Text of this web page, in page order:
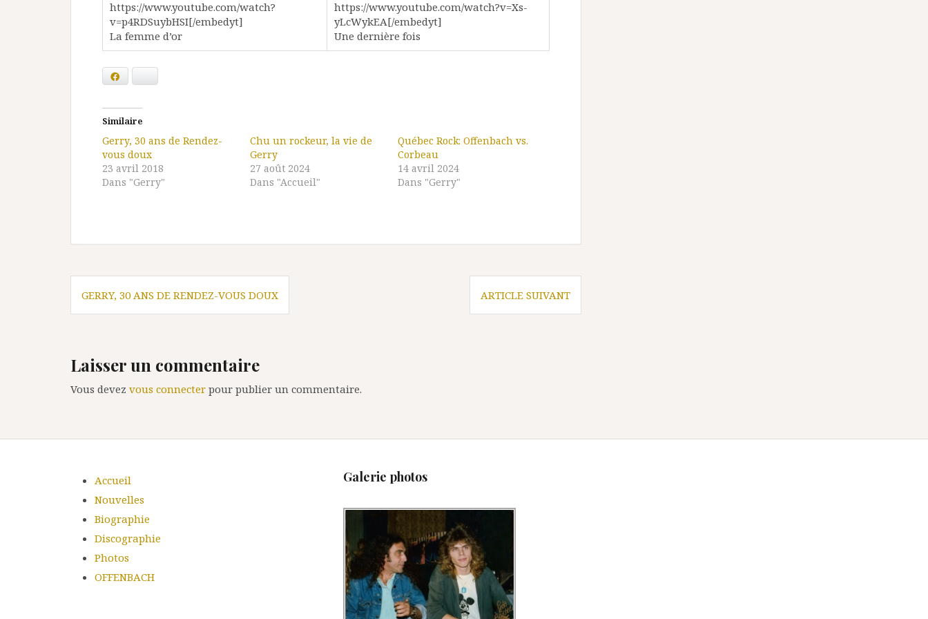
https://www.youtube.com/watch?
v=p4RDSuybHSI[/embedyt]
La femme d’or
https://www.youtube.com/watch?v=Xs-
yLcWykEA[/embedyt]
Une dernière fois
Similaire
Gerry, 30 ans de Rendez-
vous doux
23 avril 2018
Dans "Gerry"
Chu un rockeur, la vie de
Gerry
27 août 2024
Dans "Accueil"
Québec Rock: Offenbach vs.
Corbeau
14 avril 2024
Dans "Gerry"
Navigation
deGERRY, 30 ANS DE RENDEZ-VOUS DOUX ARTICLE SUIVANT
Laisser un commentaire
Vous devez vous connecter pour publier un commentaire.
Accueil
Nouvelles
Biographie
Discographie
Photos
OFFENBACH
Galerie photos